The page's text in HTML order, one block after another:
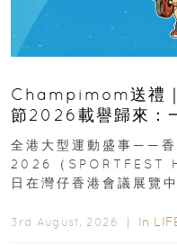
Champimom送禮
節2026載譽歸來：
動、街舞比賽＋逾百
全港大型運動盛事——香
2026（SPORTFEST
日在灣仔香港會議展覽
3rd August, 2026 ｜ In